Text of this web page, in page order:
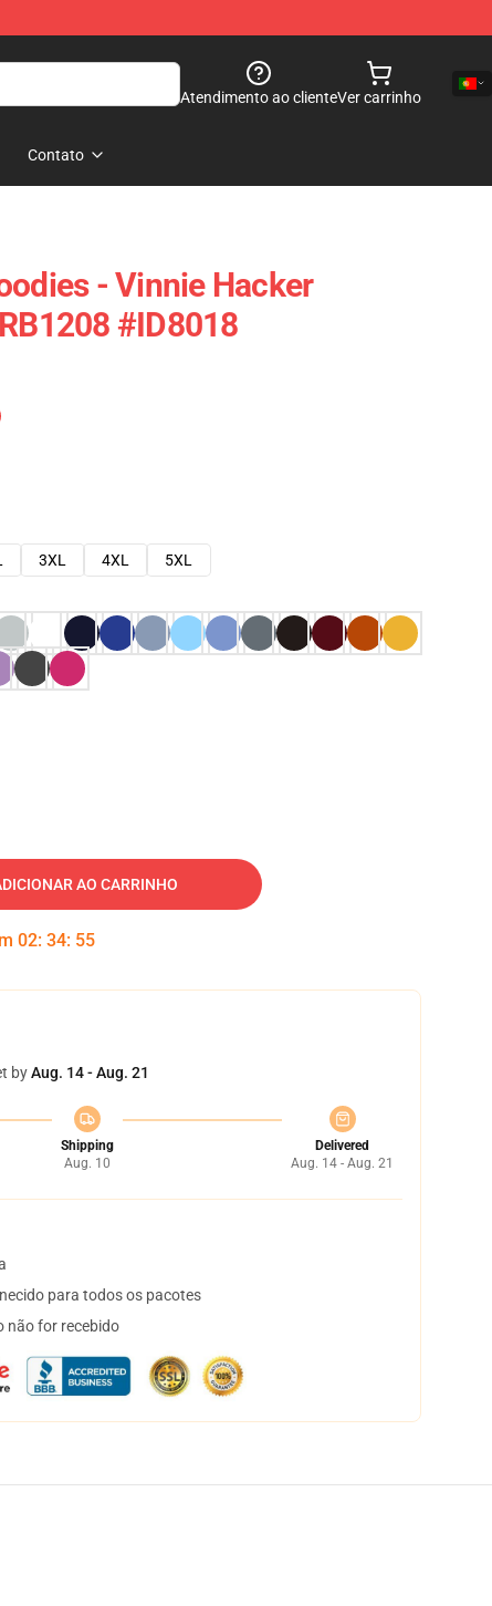
Atendimento ao clienteVer carrinho
Contato
- Vinnie Hacker
#ID8018
3XL 4XL
5XL
AO CARRINHO
02: 34: 54
byAug. 14 - Aug. 21
Shipping
Aug. 10
Delivered
Aug. 14 - Aug. 21
para todos os pacotes
não for recebido